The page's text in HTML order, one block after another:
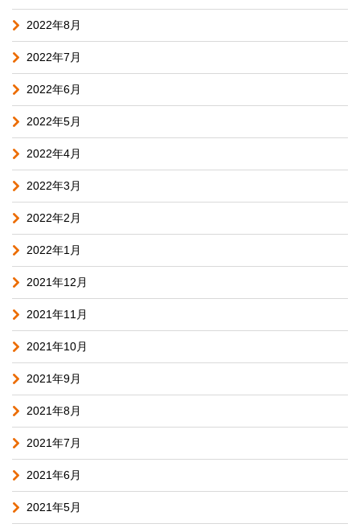
2022年8月
2022年7月
2022年6月
2022年5月
2022年4月
2022年3月
2022年2月
2022年1月
2021年12月
2021年11月
2021年10月
2021年9月
2021年8月
2021年7月
2021年6月
2021年5月